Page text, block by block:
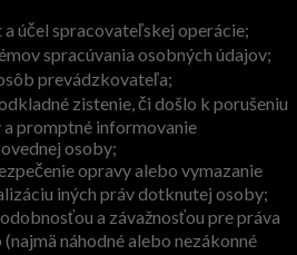
účel spracovateľskej operácie;
spracúvania osobných údajov;
prevádzkovateľa;
zistenie, či došlo k porušeniu
promptné informovanie
osoby;
opravy alebo vymazanie
iných práv dotknutej osoby;
a závažnosťou pre práva
náhodné alebo nezákonné